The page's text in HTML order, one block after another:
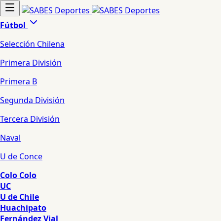
Fútbol
Selección Chilena
Primera División
Primera B
Segunda División
Tercera División
Naval
U de Conce
Colo Colo
UC
U de Chile
Huachipato
Fernández Vial